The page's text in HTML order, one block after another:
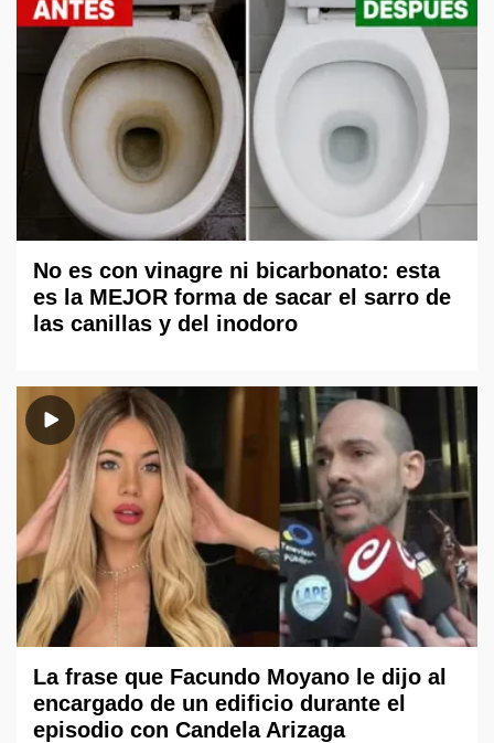
No es con vinagre ni bicarbonato: esta
es la MEJOR forma de sacar el sarro de
las canillas y del inodoro
La frase que Facundo Moyano le dijo al
encargado de un edificio durante el
episodio con Candela Arizaga